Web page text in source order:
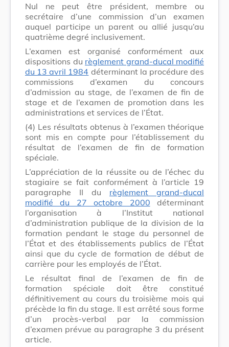
Nul ne peut être président, membre ou
secrétaire d’une commission d’un examen
auquel participe un parent ou allié jusqu’au
quatrième degré inclusivement.
L’examen est organisé conformément aux
dispositions du règlement grand-ducal modifié
du 13 avril 1984 déterminant la procédure des
commissions d’examen du concours
d’admission au stage, de l’examen de fin de
stage et de l’examen de promotion dans les
administrations et services de l’État.
(4) Les résultats obtenus à l’examen théorique
sont mis en compte pour l’établissement du
résultat de l’examen de fin de formation
spéciale.
L’appréciation de la réussite ou de l’échec du
stagiaire se fait conformément à l’article 19
paragraphe II du règlement grand-ducal
modifié du 27 octobre 2000 déterminant
l’organisation à l’Institut national
d’administration publique de la division de la
formation pendant le stage du personnel de
l’État et des établissements publics de l’État
ainsi que du cycle de formation de début de
carrière pour les employés de l’État.
Le résultat final de l’examen de fin de
formation spéciale doit être constitué
définitivement au cours du troisième mois qui
précède la fin du stage. Il est arrêté sous forme
d’un procès-verbal par la commission
d’examen prévue au paragraphe 3 du présent
article.